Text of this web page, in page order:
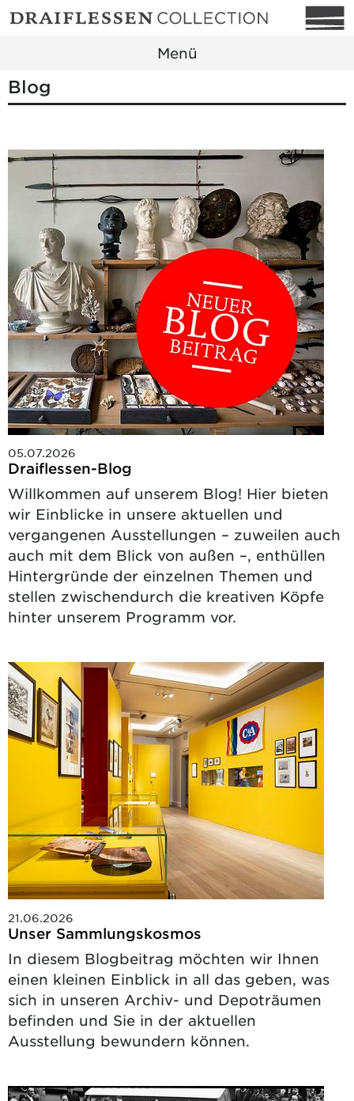
Menü
Blog
05.07.2026
Draiflessen-Blog
Willkommen auf unserem Blog! Hier bieten
wir Einblicke in unsere aktuellen und
vergangenen Ausstellungen – zuweilen auch
auch mit dem Blick von außen –, enthüllen
Hintergründe der einzelnen Themen und
stellen zwischendurch die kreativen Köpfe
hinter unserem Programm vor.
21.06.2026
Unser Sammlungskosmos
In diesem Blogbeitrag möchten wir Ihnen
einen kleinen Einblick in all das geben, was
sich in unseren Archiv- und Depoträumen
befinden und Sie in der aktuellen
Ausstellung bewundern können.